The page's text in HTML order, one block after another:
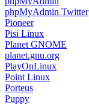
phpMyAdmin Twitter
Pioneer
Pisi Linux
Planet GNOME
planet.gnu.org
PlayOnLinux
Point Linux
Porteus
Puppy